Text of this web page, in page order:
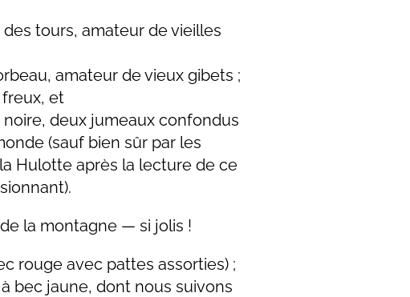
tours, amateur de vieilles
amateur de vieux gibets ;
et
noire, deux jumeaux confondus
(sauf bien sûr par les
Hulotte après la lecture de ce
la montagne — si jolis !
rouge avec pattes assorties) ;
bec jaune, dont nous suivons